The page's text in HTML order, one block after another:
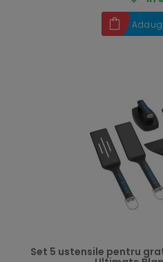
Set 5 ustensile pentru